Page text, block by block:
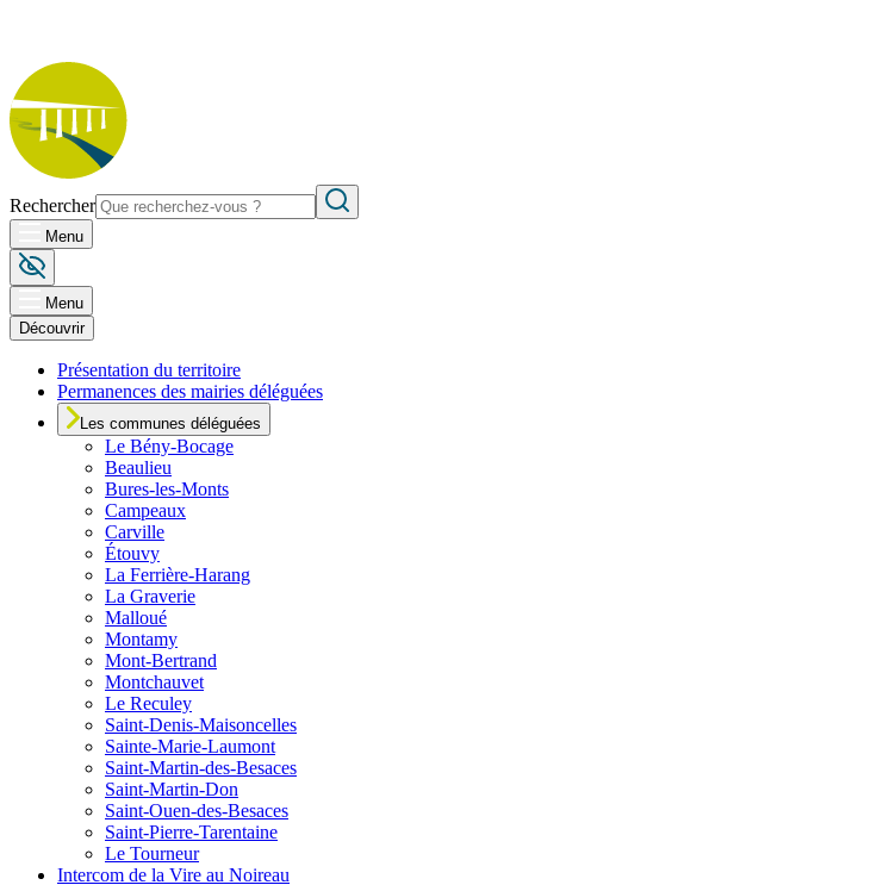
Rechercher
Menu
Menu
Découvrir
Présentation du territoire
Permanences des mairies déléguées
Les communes déléguées
Le Bény-Bocage
Beaulieu
Bures-les-Monts
Campeaux
Carville
Étouvy
La Ferrière-Harang
La Graverie
Malloué
Montamy
Mont-Bertrand
Montchauvet
Le Reculey
Saint-Denis-Maisoncelles
Sainte-Marie-Laumont
Saint-Martin-des-Besaces
Saint-Martin-Don
Saint-Ouen-des-Besaces
Saint-Pierre-Tarentaine
Le Tourneur
Intercom de la Vire au Noireau